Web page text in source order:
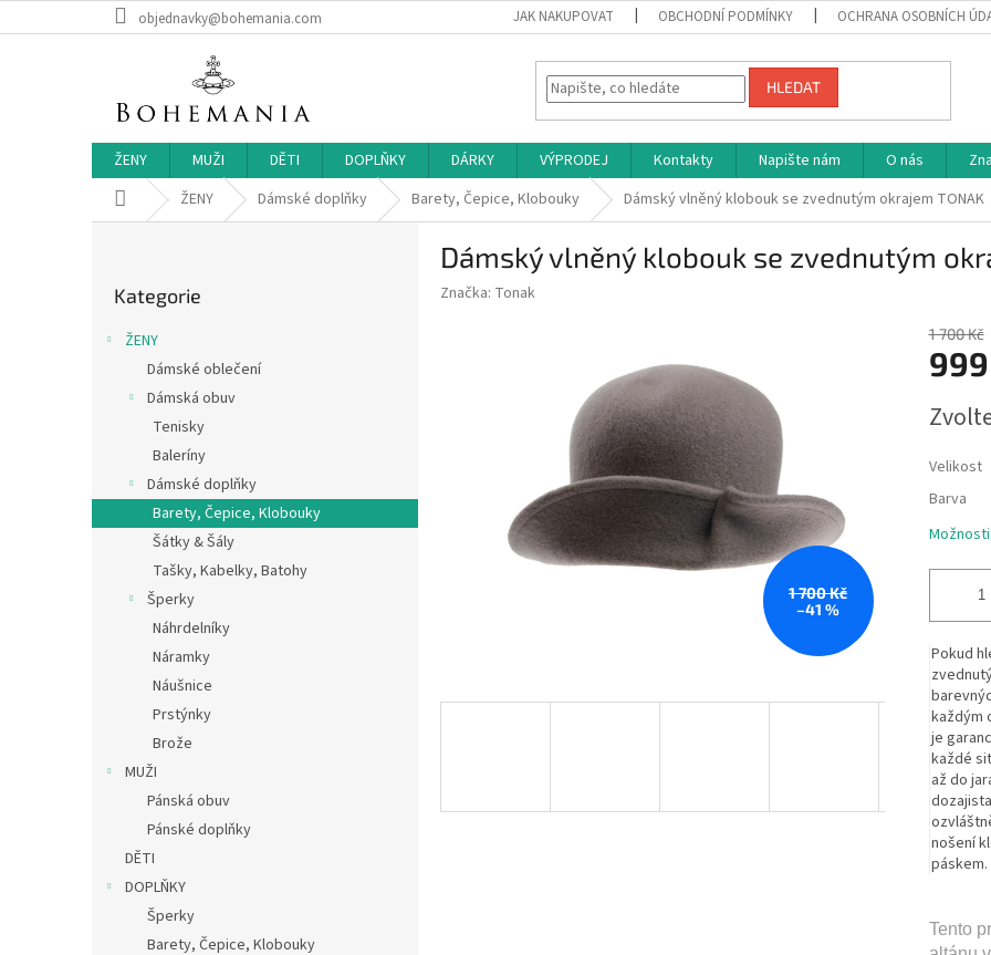
na
objednavky@bohemania.com JAK NAKUPOVAT OBCHODNÍ PODMÍNKY OCHRANA OSOBNÍCH
HLEDAT
ŽENY MUŽI DĚTI DOPLŇKY DÁRKY VÝPRODEJ Kontakty Napište nám O nás
Domů ŽENY Dámské doplňky Barety, Čepice, Klobouky Dámský vlněný klobouk se zvednutým okrajem TONAK
n
e
kategorie
Kategorie
ŽENY
Dámské oblečení
Dámská obuv
Tenisky
Baleríny
Dámské doplňky
Barety, Čepice, Klobouky
Šátky & Šály
Tašky, Kabelky, Batohy
Šperky
Náhrdelníky
Náramky
Náušnice
Prstýnky
Brože
MUŽI
Pánská obuv
Pánské doplňky
DĚTI
DOPLŇKY
Šperky
Barety, Čepice, Klobouky
Dámský vlněný klobouk se zvednutým
Značka: Tonak
1 700 Kč
–41 %
1 700 Kč
cena:
Velikost
Barva
Pokud
každým
je
každé
až do
nošení
páskem.
Tento